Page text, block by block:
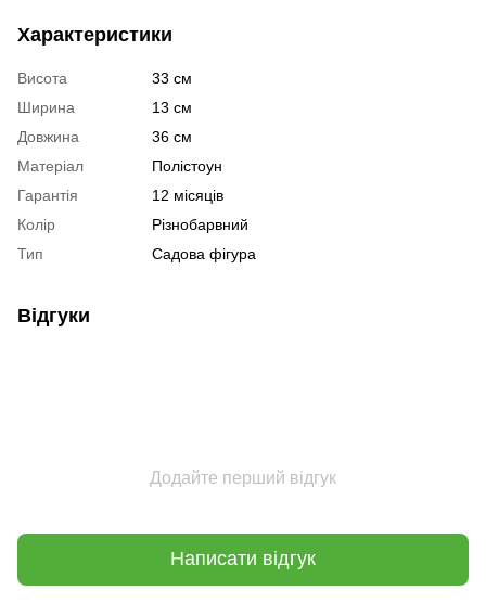
Характеристики
Висота
33 см
Ширина
13 см
Довжина
36 см
Матеріал
Полістоун
Гарантія
12 місяців
Колір
Різнобарвний
Тип
Садова фігура
Відгуки
Додайте перший відгук
Написати відгук